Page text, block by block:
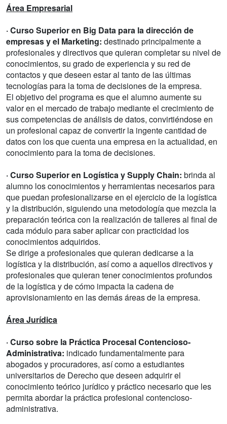
Área Empresarial
· Curso Superior en Big Data para la dirección de
empresas y el Marketing: destinado principalmente a
profesionales y directivos que quieran completar su nivel de
conocimientos, su grado de experiencia y su red de
contactos y que deseen estar al tanto de las últimas
tecnologías para la toma de decisiones de la empresa.
El objetivo del programa es que el alumno aumente su
valor en el mercado de trabajo mediante el crecimiento de
sus competencias de análisis de datos, convirtiéndose en
un profesional capaz de convertir la ingente cantidad de
datos con los que cuenta una empresa en la actualidad, en
conocimiento para la toma de decisiones.
· Curso Superior en Logística y Supply Chain: brinda al
alumno los conocimientos y herramientas necesarios para
que puedan profesionalizarse en el ejercicio de la logística
y la distribución, siguiendo una metodología que mezcla la
preparación teórica con la realización de talleres al final de
cada módulo para saber aplicar con practicidad los
conocimientos adquiridos.
Se dirige a profesionales que quieran dedicarse a la
logística y la distribución, así como a aquellos directivos y
profesionales que quieran tener conocimientos profundos
de la logística y de cómo impacta la cadena de
aprovisionamiento en las demás áreas de la empresa.
Área Jurídica
· Curso sobre la Práctica Procesal Contencioso-
Administrativa: indicado fundamentalmente para
abogados y procuradores, así como a estudiantes
universitarios de Derecho que deseen adquirir el
conocimiento teórico jurídico y práctico necesario que les
permita abordar la práctica profesional contencioso-
administrativa.